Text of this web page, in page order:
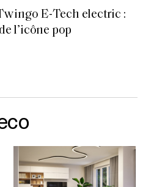
E-Tech electric :
l’icône pop